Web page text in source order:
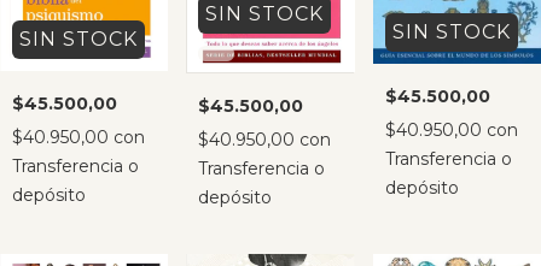
SIN STOCK
$45.500,00
$40.950,00 con
Transferencia o
depósito
SIN STOCK
$45.500,00
$40.950,00 con
Transferencia o
depósito
SIN STOCK
$45.500,00
$40.950,00 con
Transferencia o
depósito